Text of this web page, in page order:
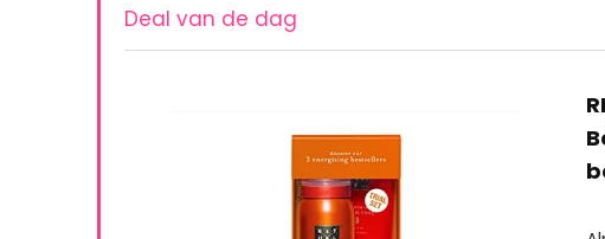
Deal van de dag